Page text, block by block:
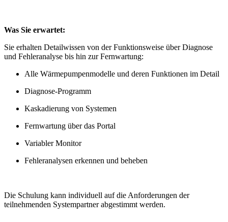
Was Sie erwartet:
Sie erhalten Detailwissen von der Funktionsweise über Diagnose
und Fehleranalyse bis hin zur Fernwartung:
Alle Wärmepumpenmodelle und deren Funktionen im Detail
Diagnose-Programm
Kaskadierung von Systemen
Fernwartung über das Portal
Variabler Monitor
Fehleranalysen erkennen und beheben
Die Schulung kann individuell auf die Anforderungen der
teilnehmenden Systempartner abgestimmt werden.